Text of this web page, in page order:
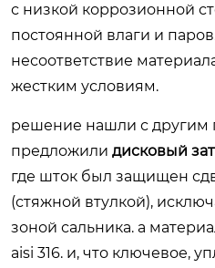
с низкой коррозионной
постоянной влаги и
несоответствие
жестким условиям.
решение нашли с другим
предложили дисковый
где шток был защищен
(стяжной втулкой),
зоной сальника. а
aisi 316. и, что ключевое,